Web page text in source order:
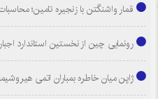
قمار واشنگتن با زنجیره تامین؛
رونمایی چین از نخستین استاندارد
ژاپن میان خاطره بمباران اتمی